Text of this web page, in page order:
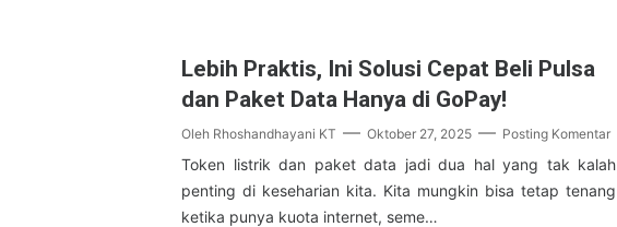
Lebih Praktis, Ini Solusi Cepat Beli Pulsa
dan Paket Data Hanya di GoPay!
Oleh Rhoshandhayani KT Oktober 27, 2025 Posting Komentar
Token listrik dan paket data jadi dua hal yang tak kalah
penting di keseharian kita. Kita mungkin bisa tetap tenang
ketika punya kuota internet, seme…